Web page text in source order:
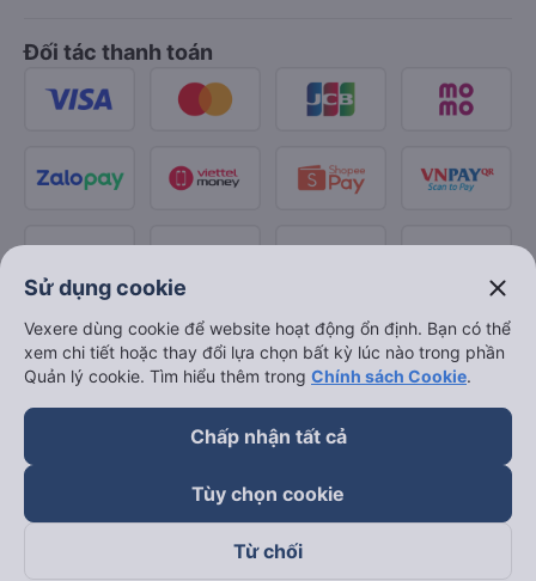
Đối tác thanh toán
Sử dụng cookie close
Vexere dùng cookie để website hoạt động ổn định. Bạn có thể
xem chi tiết hoặc thay đổi lựa chọn bất kỳ lúc nào trong phần
Quản lý cookie. Tìm hiểu thêm trong Chính sách Cookie.
Chấp nhận tất cả
Tùy chọn cookie
Từ chối